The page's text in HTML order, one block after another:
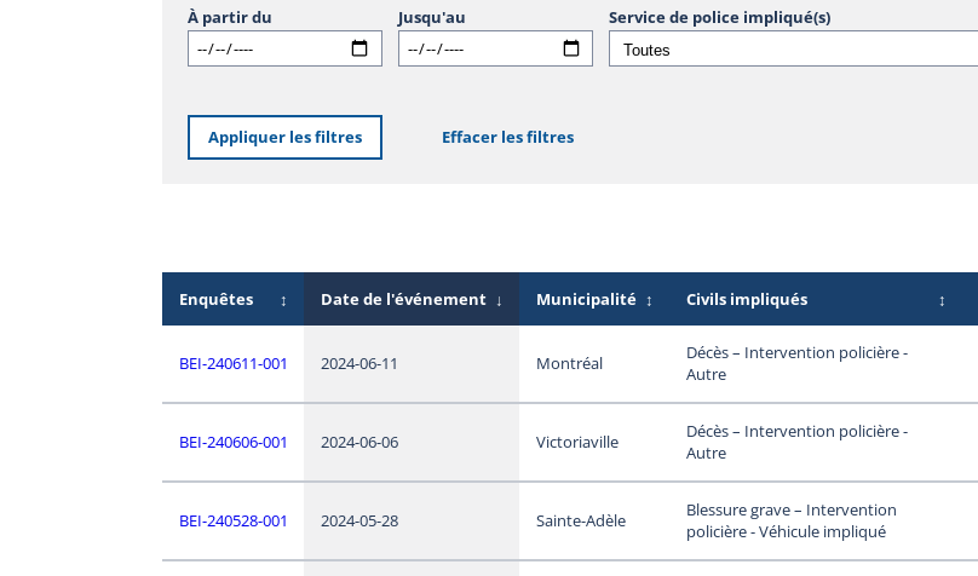
À partir du Jusqu'au Service de police impliqué(s)
Appliquer les filtres Effacer les filtres
Enquêtes ↕ Date de l'événement ↓ Municipalité ↕ Civils impliqués ↕
BEI-240611-001 2024-06-11 Montréal
Décès – Intervention policière -
Autre
BEI-240606-001 2024-06-06 Victoriaville
Décès – Intervention policière -
Autre
BEI-240528-001 2024-05-28 Sainte-Adèle
Blessure grave – Intervention
policière - Véhicule impliqué